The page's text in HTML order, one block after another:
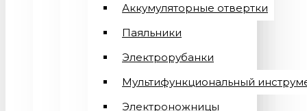
Аккумуляторные отвертки
Паяльники
Электрорубанки
Мультифункциональный
Электроножницы